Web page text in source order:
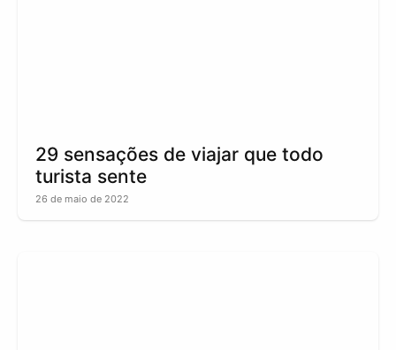
29 sensações de viajar que todo
turista sente
26 de maio de 2022